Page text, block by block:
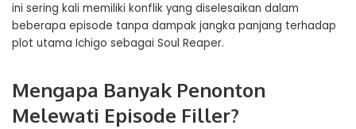
ini sering kali memiliki konflik yang diselesaikan dalam
beberapa episode tanpa dampak jangka panjang terhadap
plot utama Ichigo sebagai Soul Reaper.
Mengapa Banyak Penonton
Melewati Episode Filler?